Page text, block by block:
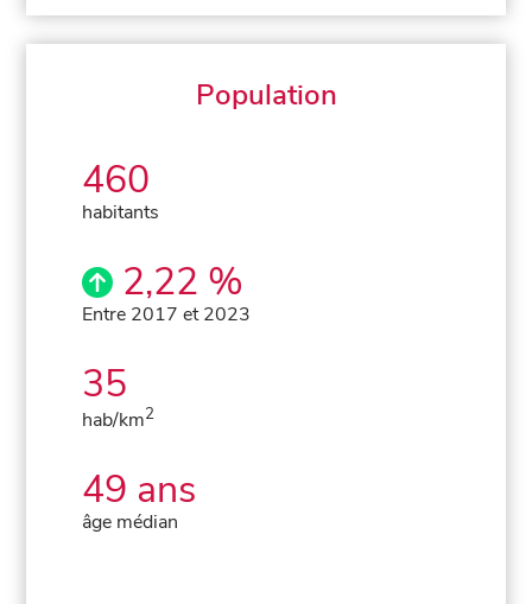
Population
460
habitants
2,22 %
Entre 2017 et 2023
35
hab/km2
49 ans
âge médian